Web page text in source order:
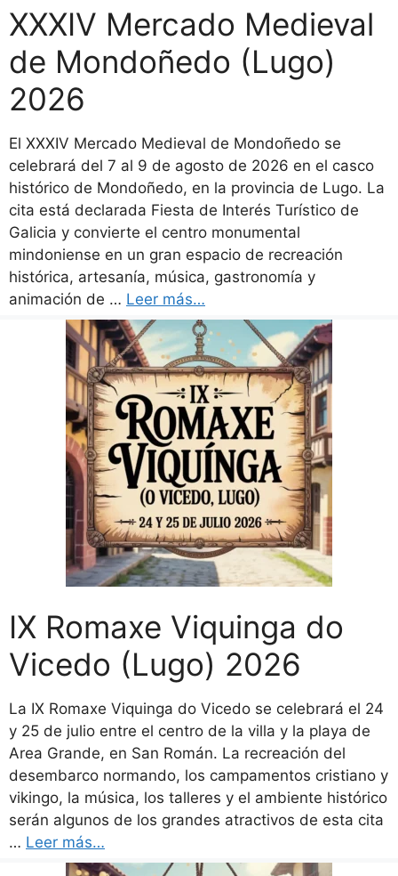
XXXIV Mercado Medieval
de Mondoñedo (Lugo)
2026
El XXXIV Mercado Medieval de Mondoñedo se
celebrará del 7 al 9 de agosto de 2026 en el casco
histórico de Mondoñedo, en la provincia de Lugo. La
cita está declarada Fiesta de Interés Turístico de
Galicia y convierte el centro monumental
mindoniense en un gran espacio de recreación
histórica, artesanía, música, gastronomía y
animación de … Leer más…
IX Romaxe Viquinga do
Vicedo (Lugo) 2026
La IX Romaxe Viquinga do Vicedo se celebrará el 24
y 25 de julio entre el centro de la villa y la playa de
Area Grande, en San Román. La recreación del
desembarco normando, los campamentos cristiano y
vikingo, la música, los talleres y el ambiente histórico
serán algunos de los grandes atractivos de esta cita
… Leer más…